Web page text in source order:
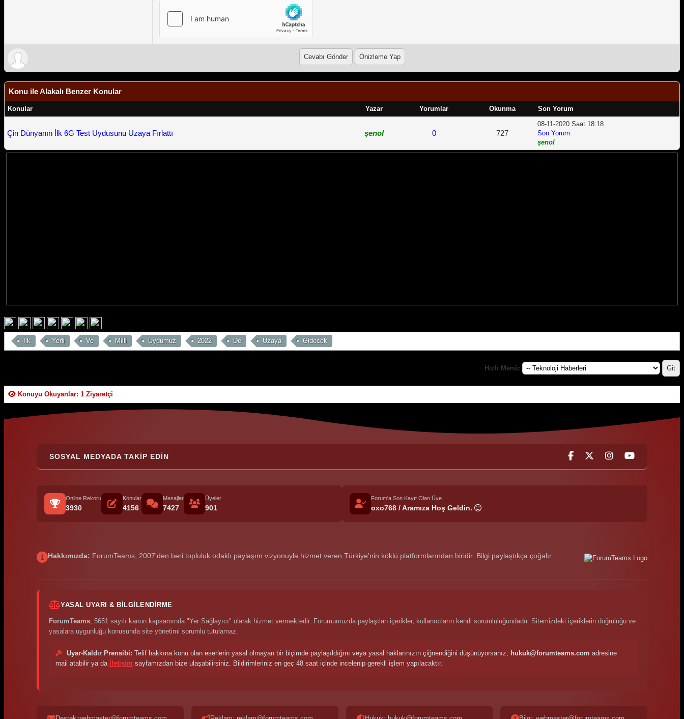
Konu ile Alakalı Benzer Konular
Konular Yazar Yorumlar Okunma Son Yorum
Çin Dünyanın İlk 6G Test Uydusunu Uzaya Fırlattı şenol 0 727
08-11-2020 Saat 18:18
Son Yorum:
şenol
İlk Yerli Ve Milli Uydumuz 2022 De Uzaya Gidecek
Hızlı Menü:
Konuyu Okuyanlar: 1 Ziyaretçi
SOSYAL MEDYADA TAKIP EDIN
Online Rekoru
3930
Konular
4156
Mesajlar
7427
Üyeler
901
Forum'a Son Kayıt Olan Üye
oxo768 / Aramıza Hoş Geldin.
Hakkımızda: ForumTeams, 2007'den beri topluluk odaklı paylaşım vizyonuyla hizmet veren Türkiye'nin köklü platformlarından biridir. Bilgi paylaştıkça çoğalır.
YASAL UYARI & BILGILENDIRME
ForumTeams, 5651 sayılı kanun kapsamında "Yer Sağlayıcı" olarak hizmet vermektedir. Forumumuzda paylaşılan içerikler, kullanıcıların kendi sorumluluğundadır. Sitemizdeki içeriklerin doğruluğu ve
yasalara uygunluğu konusunda site yönetimi sorumlu tutulamaz.
Uyar-Kaldır Prensibi: Telif hakkına konu olan eserlerin yasal olmayan bir biçimde paylaşıldığını veya yasal haklarınızın çiğnendiğini düşünüyorsanız; hukuk@forumteams.com adresine
mail atabilir ya da
İletişim sayfamızdan bize ulaşabilirsiniz. Bildirimleriniz en geç 48 saat içinde incelenip gerekli işlem yapılacaktır.